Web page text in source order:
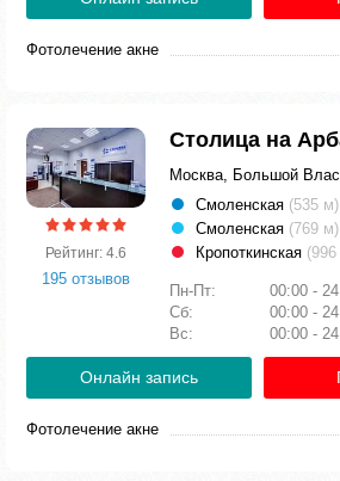
Фотолечение акне
Рейтинг: 4.6
195 отзывов
Столица на
Москва, Большой
Смоленская (535 м)
Смоленская (769 м)
Кропоткинская
Пн-Пт:
00:00 -
Сб:
00:00 -
Вс:
00:00 -
Онлайн запись
Фотолечение акне